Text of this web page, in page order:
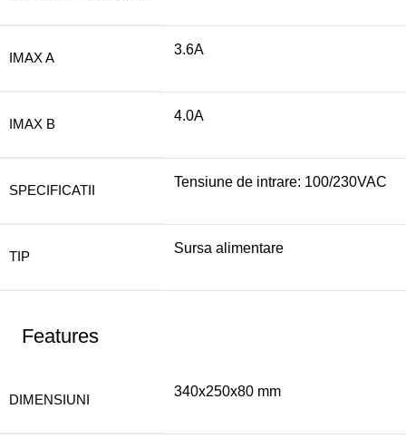
IMAX A
3.6A
IMAX B
4.0A
SPECIFICATII
Tensiune de intrare: 100/230VAC
TIP
Sursa alimentare
Features
DIMENSIUNI
340x250x80 mm